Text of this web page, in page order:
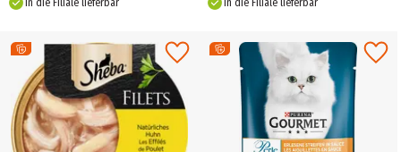
In die Filiale lieferbar
In die Filiale lieferbar